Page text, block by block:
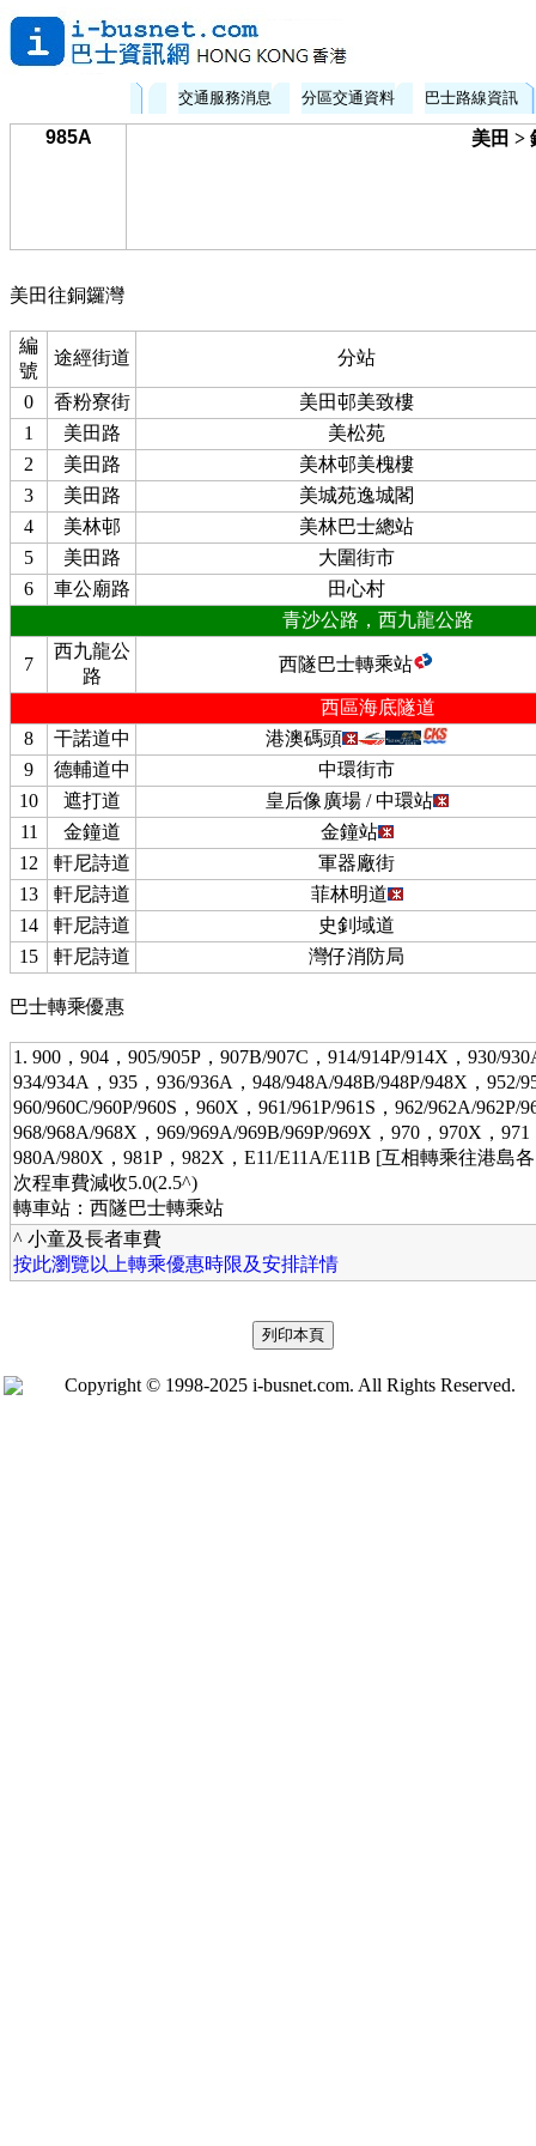
交通服務消息 分區交通資料 巴士路線資訊
985A 美田 >
美田往銅鑼灣
編
號
途經街道 分站
0 香粉寮街
美田邨美致樓
1
美田路
美松苑
2
美田路
美林邨美槐樓
3
美田路
美城苑逸城閣
4
美林邨
美林巴士總站
5
美田路
大圍街市
6
車公廟路
田心村
青沙公路，西九龍公路
7
西九龍公
路
西隧巴士轉乘站
西區海底隧道
8
干諾道中
港澳碼頭
9
德輔道中
中環街市
10
遮打道
皇后像廣場 / 中環站
11
金鐘道
金鐘站
12
軒尼詩道
軍器廠街
13
軒尼詩道
菲林明道
14
軒尼詩道
史釗域道
15
軒尼詩道 灣仔消防局
巴士轉乘優惠
1. 900，904，905/905P，907B/907C，914/914P/914X，930/
934/934A，935，936/936A，948/948A/948B/948P/948X，952/
960/960C/960P/960S，960X，961/961P/961S，962/962A/962P/
968/968A/968X，969/969A/969B/969P/969X，970，970X，
980A/980X，981P，982X，E11/E11A/E11B [互相轉乘往港島
次程車費減收5.0(2.5^)
轉車站：西隧巴士轉乘站
^ 小童及長者車費
按此瀏覽以上轉乘優惠時限及安排詳情
Copyright © 1998-2025 i-busnet.com. All Rights Reserved.